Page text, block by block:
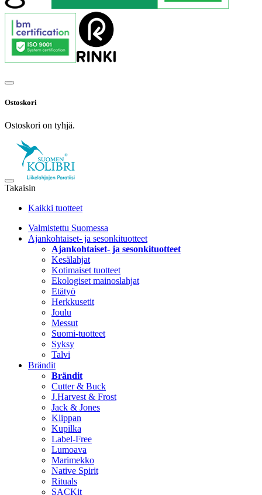
Ostoskori
Ostoskori on tyhjä.
Takaisin
Kaikki tuotteet
Valmistettu Suomessa
Ajankohtaiset- ja sesonkituotteet
Ajankohtaiset- ja sesonkituotteet
Kesälahjat
Kotimaiset tuotteet
Ekologiset mainoslahjat
Etätyö
Herkkusetit
Joulu
Messut
Suomi-tuotteet
Syksy
Talvi
Brändit
Brändit
Cutter & Buck
J.Harvest & Frost
Jack & Jones
Klippan
Kupilka
Label-Free
Lumoava
Marimekko
Native Spirit
Rituals
SACKit